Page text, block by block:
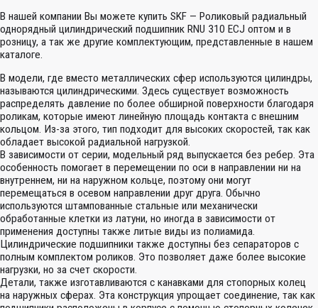
В нашей компании Вы можете купить SKF — Роликовый радиальный
однорядный цилиндрический подшипник RNU 310 ECJ оптом и в
розницу, а так же другие комплектующим, представленные в нашем
каталоге.
В модели, где вместо металлических сфер используются цилиндры,
называются цилиндрическими. Здесь существует возможность
распределять давление по более обширной поверхности благодаря
роликам, которые имеют линейную площадь контакта с внешним
кольцом. Из-за этого, тип подходит для высоких скоростей, так как
обладает высокой радиальной нагрузкой.
В зависимости от серии, модельный ряд выпускается без ребер. Эта
особенность помогает в перемещении по оси в направлении ни на
внутреннем, ни на наружном кольце, поэтому они могут
перемещаться в осевом направлении друг друга. Обычно
используются штампованные стальные или механически
обработанные клетки из латуни, но иногда в зависимости от
применения доступны также литые виды из полиамида.
Цилиндрические подшипники также доступны без сепараторов с
полным комплектом роликов. Это позволяет даже более высокие
нагрузки, но за счет скорости.
Детали, также изготавливаются с канавками для стопорных колец
на наружных сферах. Эта конструкция упрощает соединение, так как